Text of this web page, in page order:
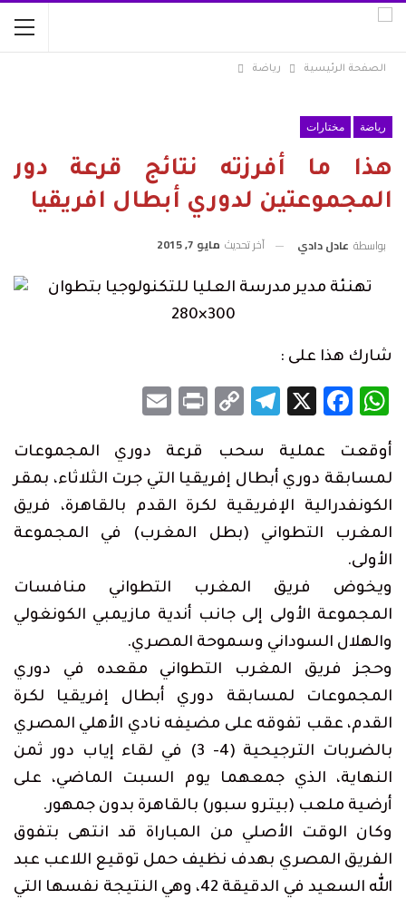
الصفحة الرئيسية رياضة
رياضة مختارات
هذا ما أفرزته نتائج قرعة دور
المجموعتين لدوري أبطال افريقيا
بواسطة عادل دادي آخر تحديث مايو 7, 2015
شارك هذا على :
WhatsApp
Facebook
X
Telegram
Copy
Print
أوقعت عملية سحب قرعة دوري المجموعات
لمسابقة دوري أبطال إفريقيا التي جرت الثلاثاء، بمقر
الكونفدرالية الإفريقية لكرة القدم بالقاهرة، فريق
المغرب التطواني (بطل المغرب) في المجموعة
الأولى.
ويخوض فريق المغرب التطواني منافسات
المجموعة الأولى إلى جانب أندية مازيمبي الكونغولي
والهلال السوداني وسموحة المصري.
وحجز فريق المغرب التطواني مقعده في دوري
المجموعات لمسابقة دوري أبطال إفريقيا لكرة
القدم، عقب تفوقه على مضيفه نادي الأهلي المصري
بالضربات الترجيحية (4- 3) في لقاء إياب دور ثمن
النهاية، الذي جمعهما يوم السبت الماضي، على
أرضية ملعب (بيترو سبور) بالقاهرة بدون جمهور.
وكان الوقت الأصلي من المباراة قد انتهى بتفوق
الفريق المصري بهدف نظيف حمل توقيع اللاعب عبد
الله السعيد في الدقيقة 42، وهي النتيجة نفسها التي